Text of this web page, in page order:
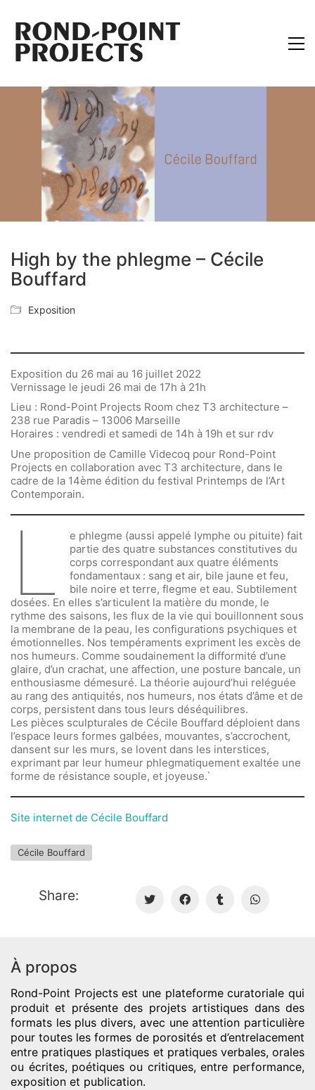
High by the phlegme – Cécile
Bouffard
Exposition
Exposition du 26 mai au 16 juillet 2022
Vernissage le jeudi 26 mai de 17h à 21h
Lieu : Rond-Point Projects Room chez T3 architecture –
238 rue Paradis – 13006 Marseille
Horaires : vendredi et samedi de 14h à 19h et sur rdv
Une proposition de Camille Videcoq pour Rond-Point
Projects en collaboration avec T3 architecture, dans le
cadre de la 14ème édition du festival Printemps de l’Art
Contemporain.
L
e phlegme (aussi appelé lymphe ou pituite) fait
partie des quatre substances constitutives du
corps correspondant aux quatre éléments
fondamentaux : sang et air, bile jaune et feu,
bile noire et terre, flegme et eau. Subtilement
dosées. En elles s’articulent la matière du monde, le
rythme des saisons, les flux de la vie qui bouillonnent sous
la membrane de la peau, les configurations psychiques et
émotionnelles. Nos tempéraments expriment les excès de
nos humeurs. Comme soudainement la difformité d’une
glaire, d’un crachat, une affection, une posture bancale, un
enthousiasme démesuré. La théorie aujourd’hui reléguée
au rang des antiquités, nos humeurs, nos états d’âme et de
corps, persistent dans tous leurs déséquilibres.
Les pièces sculpturales de Cécile Bouffard déploient dans
l’espace leurs formes galbées, mouvantes, s’accrochent,
dansent sur les murs, se lovent dans les interstices,
exprimant par leur humeur phlegmatiquement exaltée une
forme de résistance souple, et joyeuse.`
Site internet de Cécile Bouffard
Cécile Bouffard
Share:
À propos
Rond-Point Projectsest une plateforme curatoriale qui
produit et présente des projets artistiques dans des
formats les plus divers, avec une attention particulière
pour toutes les formes de porosités et d’entrelacement
entre pratiques plastiques et pratiques verbales, orales
ou écrites, poétiques ou critiques, entre performance,
exposition et publication.